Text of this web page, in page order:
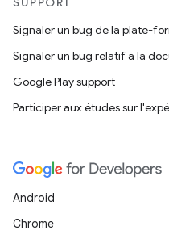
Signaler un bug de la plate-
Signaler un bug relatif à la
Google Play support
Participer aux études sur
Android
Chrome